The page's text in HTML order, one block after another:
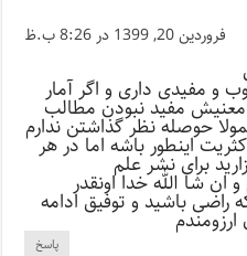
فروردین 20, 1399 در 8:26 ب.ظ
و مفیدی داری و اگر آمار
مفید نبودن مطالب
حوصله نظر گذاشتن ندارم
اینطور باشه اما در هر
برای نشر علم
شا الله خدا اونقدر
راضی باشید و توفیق ادامه
ارزومندم
پاسخ